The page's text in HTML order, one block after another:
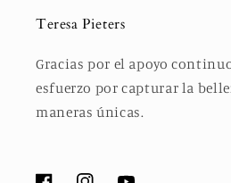
Teresa Pieters
Gracias por el apoyo
esfuerzo por capturar la
maneras únicas.